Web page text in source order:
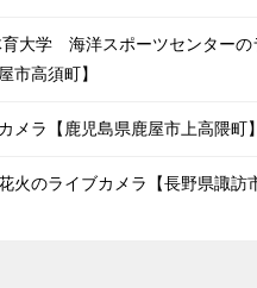
大学 海洋スポーツセンターの
市高須町】
メラ【鹿児島県鹿屋市上高隈町】
火のライブカメラ【長野県諏訪